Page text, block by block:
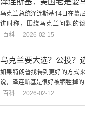
乌克兰总统泽连斯基14日在慕
讲时称，围绕乌克兰问题的
话”，美国经常要求乌克兰、而...
百科 2026-02-15
乌克兰要大选？公投？
如果特朗普找得到更好的方式
说，泽连斯基是很好被牺牲掉
总统泽连斯基将于24日公...
百科 2026-02-12